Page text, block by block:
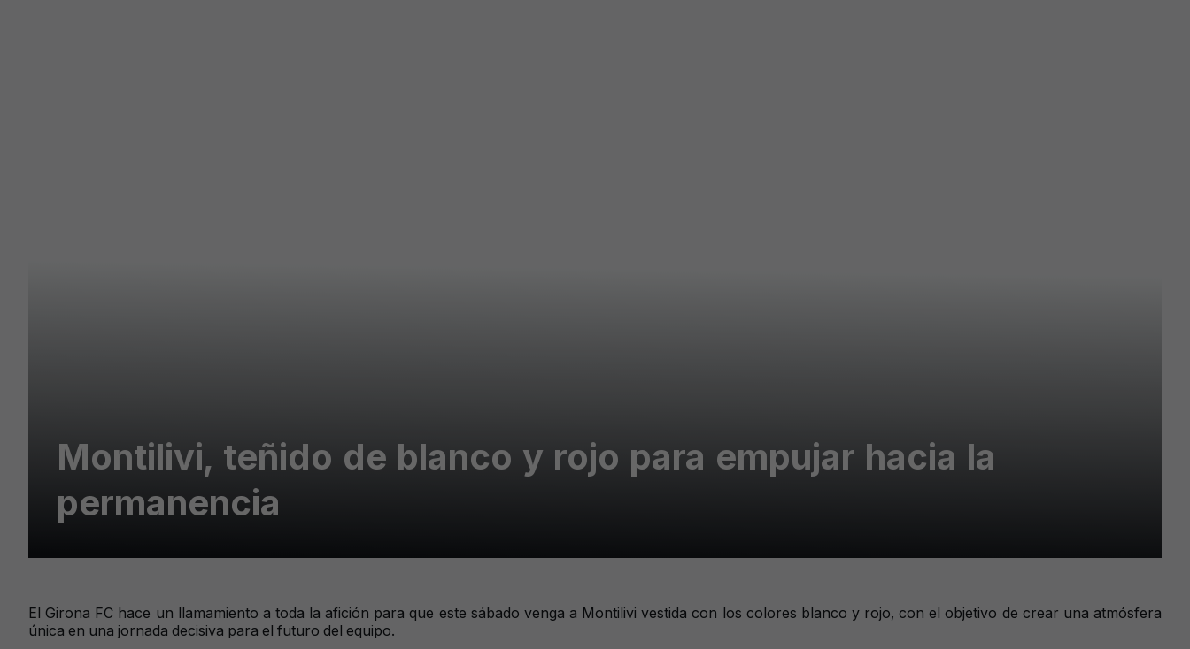
Montilivi, teñido de blanco y rojo para empujar hacia la
permanencia
El Girona FC hace un llamamiento a toda la afición para que este sábado venga a Montilivi vestida con los colores blanco y rojo, con el objetivo de crear una atmósfera
única en una jornada decisiva para el futuro del equipo.